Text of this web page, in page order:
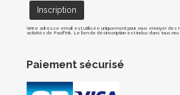
Votre adresse email est utilisée uniquement pour vous envoyer des
activités de Pacif'Ink. Le lien de désinscription est inclus dans tous
Paiement sécurisé